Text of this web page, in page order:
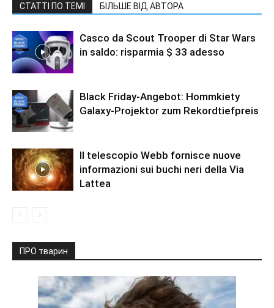
СТАТТІ ПО ТЕМІ БІЛЬШЕ ВІД АВТОРА
Casco da Scout Trooper di Star Wars
in saldo: risparmia $ 33 adesso
Black Friday-Angebot: Hommkiety
Galaxy-Projektor zum Rekordtiefpreis
Il telescopio Webb fornisce nuove
informazioni sui buchi neri della Via
Lattea
ПРО тварин